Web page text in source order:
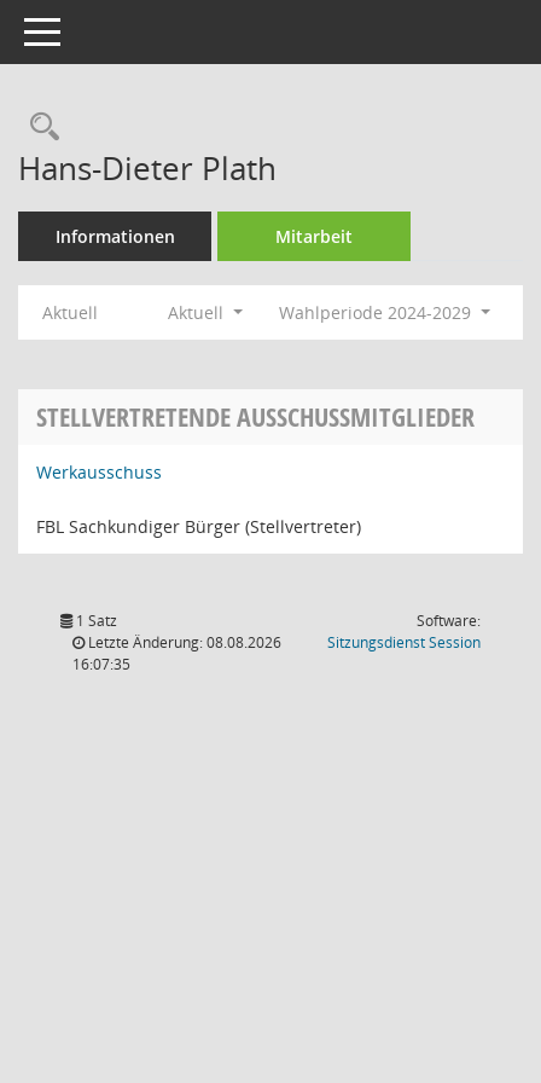
Toggle navigation
Rechercheauswahl
Hans-Dieter Plath
Informationen Mitarbeit
Aktuell Aktuell Wahlperiode 2024-2029
STELLVERTRETENDE AUSSCHUSSMITGLIEDER
Werkausschuss
FBL Sachkundiger Bürger (Stellvertreter)
1 Satz
Letzte Änderung: 08.08.2026
16:07:35
Software:
SitzungsdienstSession(Wird in